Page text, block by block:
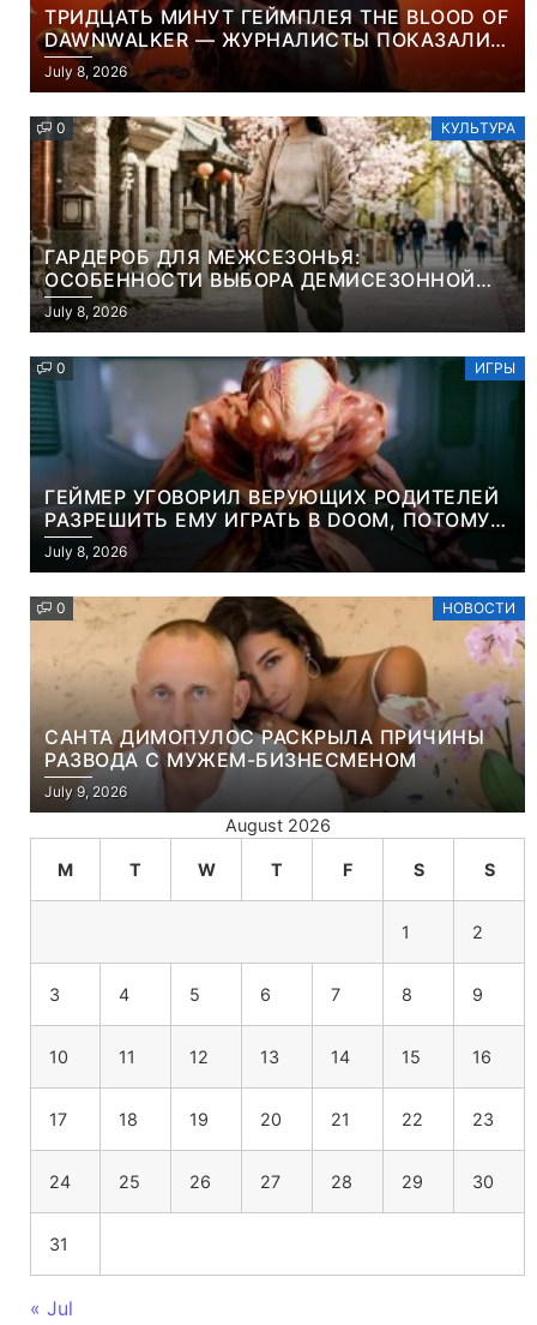
ТРИДЦАТЬ МИНУТ ГЕЙМПЛЕЯ THE BLOOD OF
DAWNWALKER — ЖУРНАЛИСТЫ ПОКАЗАЛИ
НАЧАЛО НОВОЙ ИГРЫ ОТ ВЕТЕРАНОВ CD
PROJEKT RED
July 8, 2026
0 КУЛЬТУРА
ГАРДЕРОБ ДЛЯ МЕЖСЕЗОНЬЯ:
ОСОБЕННОСТИ ВЫБОРА ДЕМИСЕЗОННОЙ
ПАРКИ И ЭЛЕГАНТНОГО ЖЕНСКОГО ПЛАЩА
July 8, 2026
0 ИГРЫ
ГЕЙМЕР УГОВОРИЛ ВЕРУЮЩИХ РОДИТЕЛЕЙ
РАЗРЕШИТЬ ЕМУ ИГРАТЬ В DOOM, ПОТОМУ
ЧТО ЭТО ХРИСТИАНСКАЯ ИГРА ПРО
УБИЙСТВО ДЕМОНОВ
July 8, 2026
0 НОВОСТИ
САНТА ДИМОПУЛОС РАСКРЫЛА ПРИЧИНЫ
РАЗВОДА С МУЖЕМ-БИЗНЕСМЕНОМ
July 9, 2026
August 2026
M T W T F S S
1 2
3 4 5 6 7 8 9
10 11 12 13 14 15 16
17 18 19 20 21 22 23
24 25 26 27 28 29 30
31
« Jul